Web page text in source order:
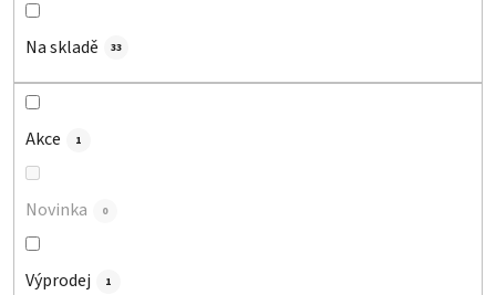
u
Na skladě 33
Akce 1
Novinka 0
Výprodej 1